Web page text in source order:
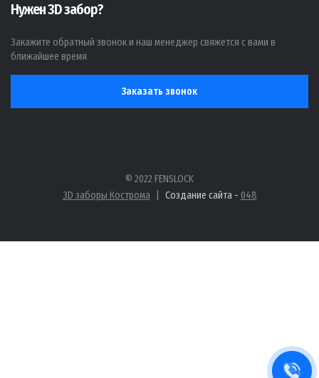
Нужен 3D забор?
Закажите обратный звонок и наш менеджер свяжется с вами в
ближайшее время
Заказать звонок
© 2022 FENSLOCK
3D заборы Кострома
Создание сайта - 048